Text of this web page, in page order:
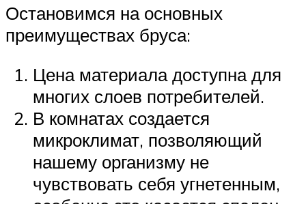
Остановимся на основных
преимуществах бруса:
Цена материала доступна для
многих слоев потребителей.
В комнатах создается
микроклимат, позволяющий
нашему организму не
чувствовать себя угнетенным,